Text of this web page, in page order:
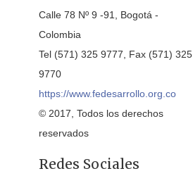
Calle 78 Nº 9 -91, Bogotá -
Colombia
Tel (571) 325 9777, Fax (571) 325
9770
https://www.fedesarrollo.org.co
© 2017, Todos los derechos
reservados
Redes Sociales